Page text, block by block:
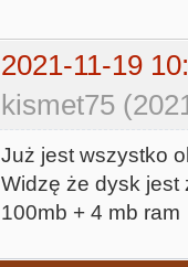
2021-11-19
kismet75
Już jest wszystko
Widzę że dysk
100mb + 4 mb ram